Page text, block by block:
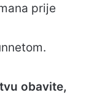
prije
obavite,